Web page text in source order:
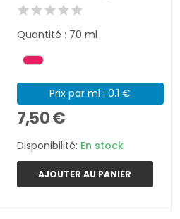
Quantité : 70 ml
Prix par ml : 0.1 €
7,50 €
Disponibilité: En stock
AJOUTER AU PANIER